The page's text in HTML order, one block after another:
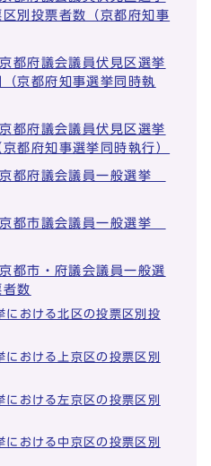
別投票者数（京都府知事
府議会議員伏見区選挙
京都府知事選挙同時執
府議会議員伏見区選挙
都府知事選挙同時執行）
都府議会議員一般選挙
都市議会議員一般選挙
市・府議会議員一般選
数
における北区の投票区別投
おける上京区の投票区別
おける左京区の投票区別
における中京区の投票区別